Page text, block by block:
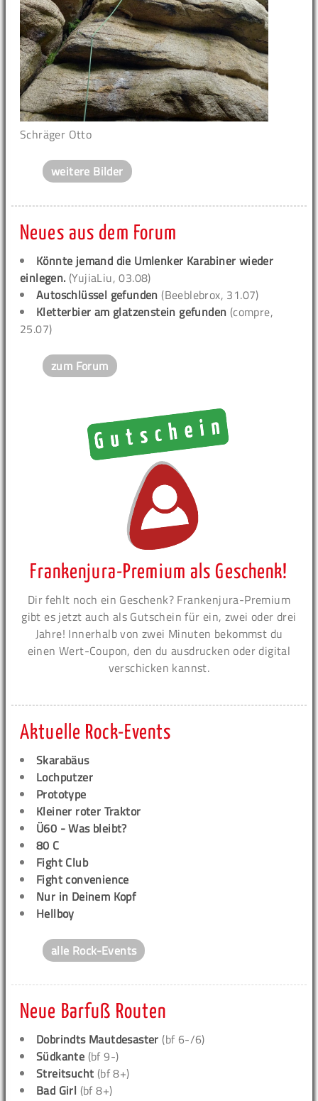
Schräger Otto
weitere Bilder
Neues aus dem Forum
Könnte jemand die Umlenker Karabiner wieder
einlegen. (YujiaLiu, 03.08)
Autoschlüssel gefunden (Beeblebrox, 31.07)
Kletterbier am glatzenstein gefunden (compre,
25.07)
zum Forum
Frankenjura-Premium als Geschenk!
Dir fehlt noch ein Geschenk? Frankenjura-Premium
gibt es jetzt auch als Gutschein für ein, zwei oder drei
Jahre! Innerhalb von zwei Minuten bekommst du
einen Wert-Coupon, den du ausdrucken oder digital
verschicken kannst.
Aktuelle Rock-Events
Skarabäus
Lochputzer
Prototype
Kleiner roter Traktor
Ü60 - Was bleibt?
80 C
Fight Club
Fight convenience
Nur in Deinem Kopf
Hellboy
alle Rock-Events
Neue Barfuß Routen
Dobrindts Mautdesaster (bf 6-/6)
Südkante (bf 9-)
Streitsucht (bf 8+)
Bad Girl (bf 8+)